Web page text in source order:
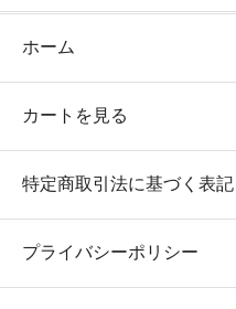
ホーム
カートを見る
特定商取引法に基づく表記
プライバシーポリシー